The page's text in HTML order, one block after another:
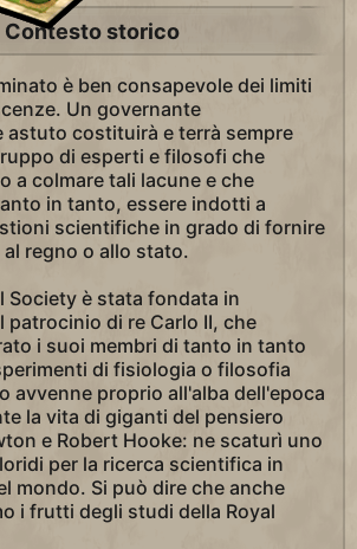
Contesto storico
è ben consapevole dei limiti
Un governante
astuto costituirà e terrà sempre
di esperti e filosofi che
a colmare tali lacune e che
in tanto, essere indotti a
scientifiche in grado di fornire
regno o allo stato.
Society è stata fondata in
patrocinio di re Carlo II, che
i suoi membri di tanto in tanto
di fisiologia o filosofia
avvenne proprio all'alba dell'epoca
la vita di giganti del pensiero
e Robert Hooke: ne scaturì uno
per la ricerca scientifica in
mondo. Si può dire che anche
i frutti degli studi della Royal